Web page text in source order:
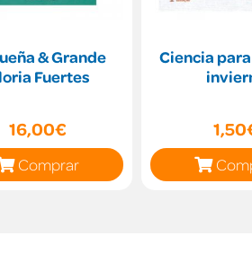
& Grande
Fuertes
16,00€
Comprar
Ciencia para